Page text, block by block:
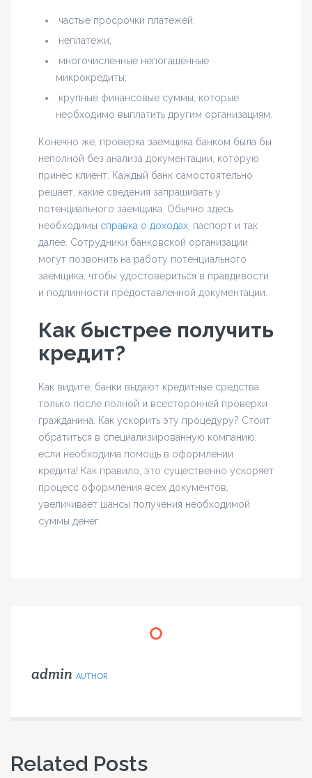
частые просрочки платежей;
неплатежи;
многочисленные непогашенные
микрокредиты;
крупные финансовые суммы, которые
необходимо выплатить другим организациям.
Конечно же, проверка заемщика банком была бы
неполной без анализа документации, которую
принес клиент. Каждый банк самостоятельно
решает, какие сведения запрашивать у
потенциального заемщика. Обычно здесь
необходимы справка о доходах , паспорт и так
далее. Сотрудники банковской организации
могут позвонить на работу потенциального
заемщика, чтобы удостовериться в правдивости
и подлинности предоставленной документации.
Как быстрее получить
кредит?
Как видите, банки выдают кредитные средства
только после полной и всесторонней проверки
гражданина. Как ускорить эту процедуру? Стоит
обратиться в специализированную компанию,
если необходима помощь в оформлении
кредита! Как правило, это существенно ускоряет
процесс оформления всех документов,
увеличивает шансы получения необходимой
суммы денег.
admin AUTHOR
Related Posts